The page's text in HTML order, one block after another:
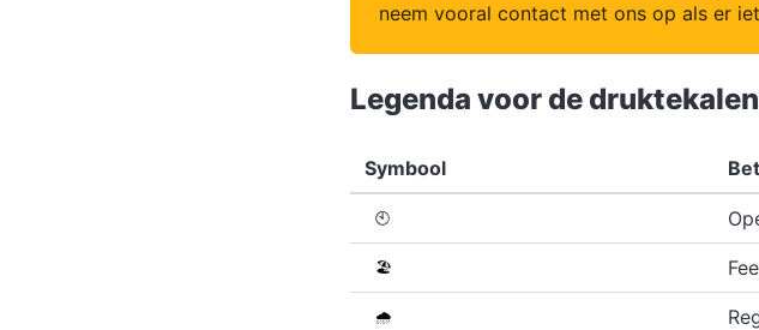
neem vooral contact met ons op als er
Legenda voor de
Symbool
🕙
🏖️
🌧️